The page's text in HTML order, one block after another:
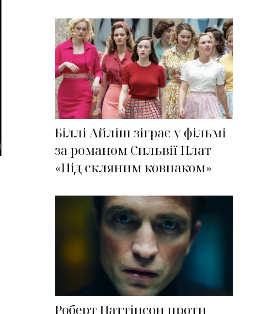
Біллі Айліш зіграє у фільмі
за романом Сильвії Плат
«Під скляним ковпаком»
Роберт Паттінсон проти